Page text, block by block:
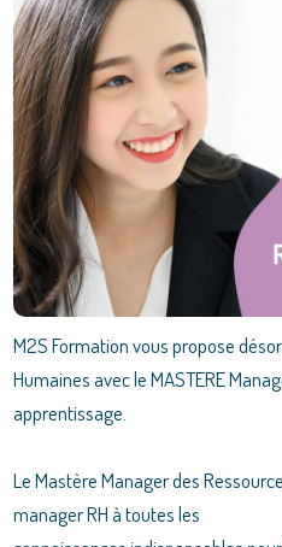
M2S Formation vous propose
Humaines avec le MASTERE
apprentissage.
Le Mastère Manager des
manager RH à toutes les